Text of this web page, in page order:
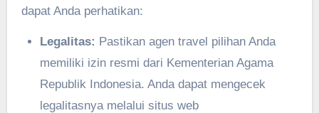
dapat Anda perhatikan:
Legalitas: Pastikan agen travel pilihan Anda
memiliki izin resmi dari Kementerian Agama
Republik Indonesia. Anda dapat mengecek
legalitasnya melalui situs web